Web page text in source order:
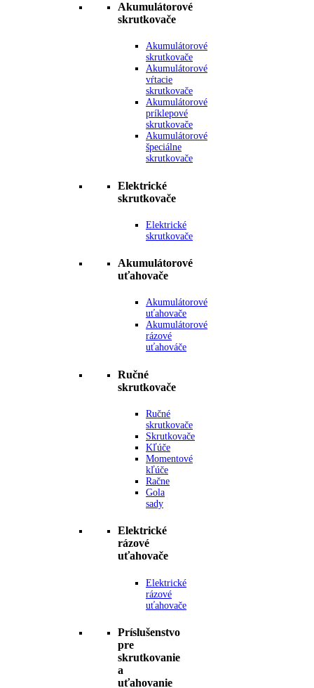
Akumulátorové
skrutkovače
Akumulátorové
skrutkovače
Akumulátorové
vŕtacie
skrutkovače
Akumulátorové
príklepové
skrutkovače
Akumulátorové
špeciálne
skrutkovače
Elektrické
skrutkovače
Elektrické
skrutkovače
Akumulátorové
uťahovače
Akumulátorové
uťahovače
Akumulátorové
rázové
uťahováče
Ručné
skrutkovače
Ručné
skrutkovače
Skrutkovače
Kľúče
Momentové
kľúče
Račne
Gola
sady
Elektrické
rázové
uťahovače
Elektrické
rázové
uťahovače
Príslušenstvo
pre
skrutkovanie
a
uťahovanie